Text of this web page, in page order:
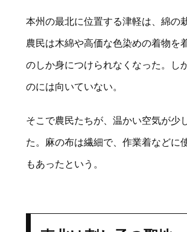
本州の最北に位置する津軽は、綿の
農民は木綿や高価な色染めの着物を
のしか身につけられなくなった。し
のには向いていない。
そこで農民たちが、温かい空気が少
た。麻の布は繊細で、作業着などに
もあったという。